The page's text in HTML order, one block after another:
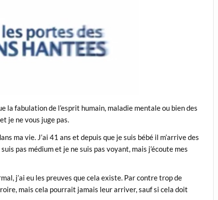
la fabulation de l’esprit humain, maladie mentale ou bien des
je ne vous juge pas.
ma vie. J’ai 41 ans et depuis que je suis bébé il m’arrive des
pas médium et je ne suis pas voyant, mais j’écoute mes
j’ai eu les preuves que cela existe. Par contre trop de
mais cela pourrait jamais leur arriver, sauf si cela doit